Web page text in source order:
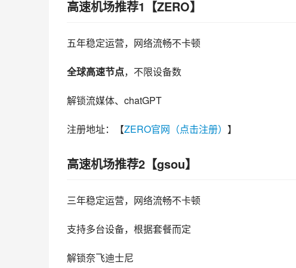
高速机场推荐1【ZERO】
五年稳定运营，网络流畅不卡顿
全球高速节点，不限设备数
解锁流媒体、chatGPT
注册地址：【ZERO官网（点击注册） 】
高速机场推荐2【gsou】
三年稳定运营，网络流畅不卡顿
支持多台设备，根据套餐而定
解锁奈飞迪士尼